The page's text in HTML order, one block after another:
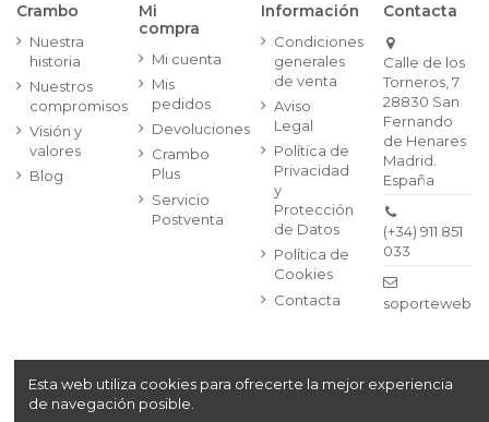
Crambo
Nuestra
historia
Nuestros
compromisos
Visión y
valores
Blog
Mi
compra
Mi cuenta
Mis
pedidos
Devoluciones
Crambo
Plus
Servicio
Postventa
Información
Condiciones
generales
de venta
Aviso
Legal
Política de
Privacidad
y
Protección
de Datos
Política de
Cookies
Contacta
Contacta
Calle de los
Torneros, 7
28830 San
Fernando
de Henares
Madrid.
España
(+34) 911 851
033
Copyright© 2024Crambo, S.A. Av. de la Vía Láctea, 1,
Esta web utiliza cookies para ofrecerte la mejor experiencia
de navegación posible.